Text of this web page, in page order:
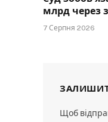
млрд через
7 Серпня 2026
Щоб